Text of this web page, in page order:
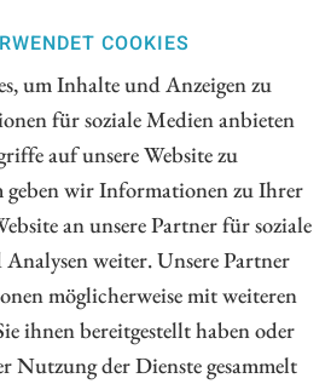
COOKIES
um Inhalte und Anzeigen zu
für soziale Medien anbieten
auf unsere Website zu
geben wir Informationen zu Ihrer
an unsere Partner für soziale
weiter. Unsere Partner
möglicherweise mit weiteren
ihnen bereitgestellt haben oder
Nutzung der Dienste gesammelt
und die zumindest dafürsprechen,
Währungen zu investieren.